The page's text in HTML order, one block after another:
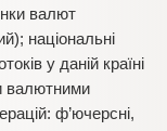
валют
національні
у даній країні
валютними
ф’ючерсні,